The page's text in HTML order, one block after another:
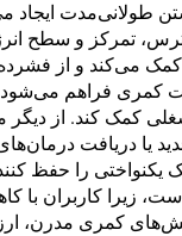
طولانی‌مدت
تمرکز و سطح
می‌کند و از
کمری فراهم
کمک کند. از دیگر
یا دریافت
یکنواختی را حفظ
زیرا کاربران
کمری مدرن،